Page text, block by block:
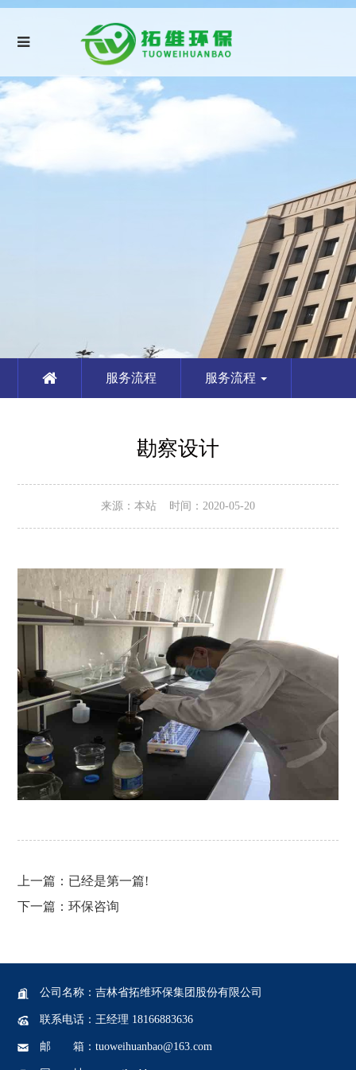
服务流程 服务流程
勘察设计
来源：本站 时间：2020-05-20
上一篇： 已经是第一篇!
下一篇：环保咨询
公司名称：吉林省拓维环保集团股份有限公司
联系电话：王经理 18166883636
邮 箱：tuoweihuanbao@163.com